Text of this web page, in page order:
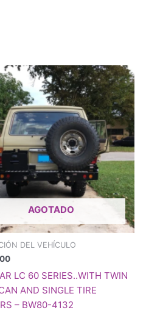
AGOTADO
DEL VEHÍCULO
LC 60 SERIES..WITH TWIN
AND SINGLE TIRE
– BW80-4132